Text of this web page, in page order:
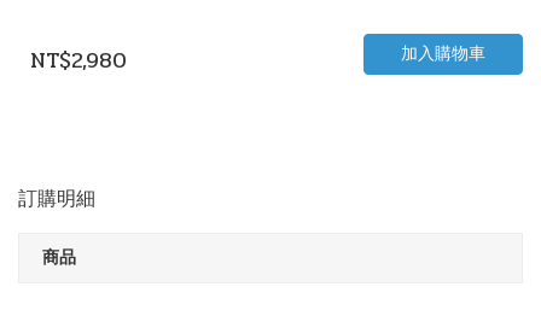
NT$2,980 加入購物車
訂購明細
商品